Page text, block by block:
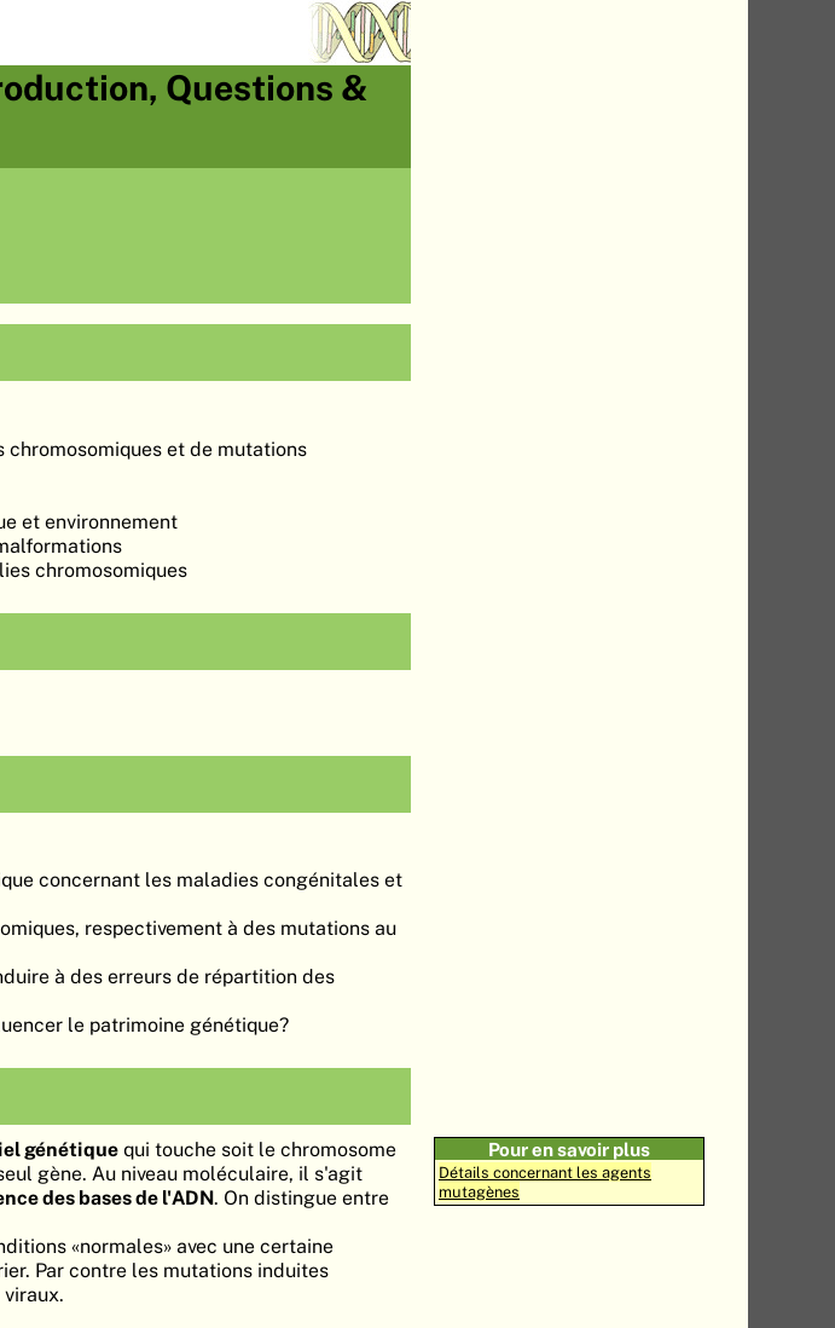
Questions &
et de mutations
et environnement
chromosomiques
concernant les maladies congénitales et
respectivement à des mutations au
à des erreurs de répartition des
le patrimoine génétique?
Pour en savoir plus
Détails concernant les agents
mutagènes
génétique qui touche soit le chromosome
gène. Au niveau moléculaire, il s'agit
des bases de l'ADN. On distingue entre
«normales» avec une certaine
Par contre les mutations induites
viraux.